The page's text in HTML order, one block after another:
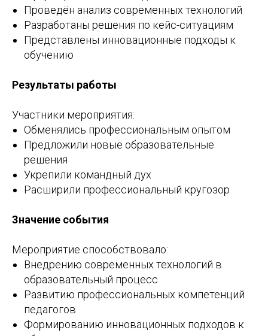
Проведён анализ современных технологий
Разработаны решения по кейс-ситуациям
Представлены инновационные подходы к
обучению
Результаты работы
Участники мероприятия:
Обменялись профессиональным опытом
Предложили новые образовательные
решения
Укрепили командный дух
Расширили профессиональный кругозор
Значение события
Мероприятие способствовало:
Внедрению современных технологий в
образовательный процесс
Развитию профессиональных компетенций
педагогов
Формированию инновационных подходов к